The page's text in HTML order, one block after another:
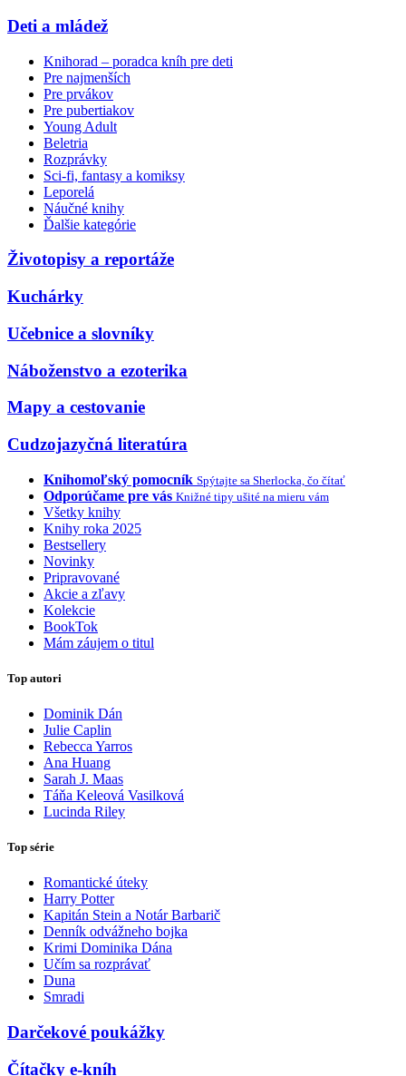
Deti a mládež
Knihorad – poradca kníh pre deti
Pre najmenších
Pre prvákov
Pre pubertiakov
Young Adult
Beletria
Rozprávky
Sci-fi, fantasy a komiksy
Leporelá
Náučné knihy
Ďalšie kategórie
Životopisy a reportáže
Kuchárky
Učebnice a slovníky
Náboženstvo a ezoterika
Mapy a cestovanie
Cudzojazyčná literatúra
Knihomoľský pomocník Spýtajte sa Sherlocka, čo čítať
Odporúčame pre vás Knižné tipy ušité na mieru vám
Všetky knihy
Knihy roka 2025
Bestsellery
Novinky
Pripravované
Akcie a zľavy
Kolekcie
BookTok
Mám záujem o titul
Top autori
Dominik Dán
Julie Caplin
Rebecca Yarros
Ana Huang
Sarah J. Maas
Táňa Keleová Vasilková
Lucinda Riley
Top série
Romantické úteky
Harry Potter
Kapitán Stein a Notár Barbarič
Denník odvážneho bojka
Krimi Dominika Dána
Učím sa rozprávať
Duna
Smradi
Darčekové poukážky
Čítačky e-kníh